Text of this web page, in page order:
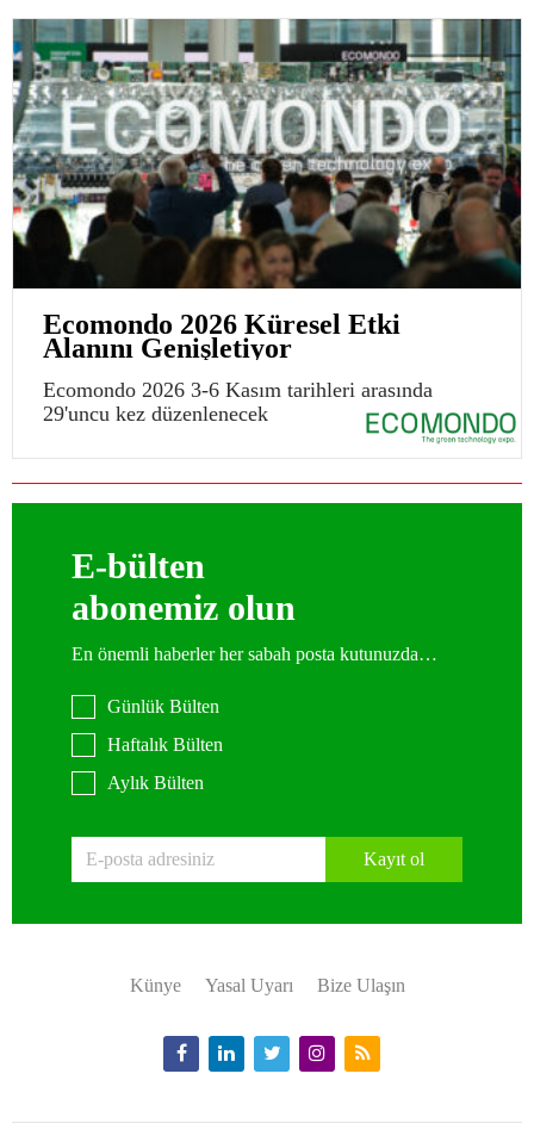
Ecomondo 2026 Küresel Etki
Alanını Genişletiyor
Ecomondo 2026 3-6 Kasım tarihleri arasında
29'uncu kez düzenlenecek
E-bülten
abonemiz olun
En önemli haberler her sabah posta kutunuzda…
Günlük Bülten
Haftalık Bülten
Aylık Bülten
Kayıt ol
Künye Yasal Uyarı Bize Ulaşın